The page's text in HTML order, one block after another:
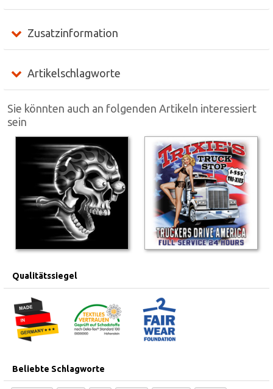
Zusatzinformation
Artikelschlagworte
Sie könnten auch an folgenden Artikeln interessiert
sein
Qualitätssiegel
Beliebte Schlagworte